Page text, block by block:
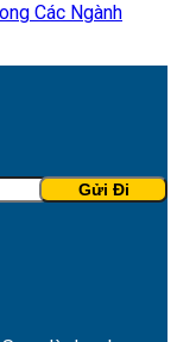
Các Ngành